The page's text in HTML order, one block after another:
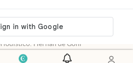
- 7 de agosto de 2026
Hernán de Goñi